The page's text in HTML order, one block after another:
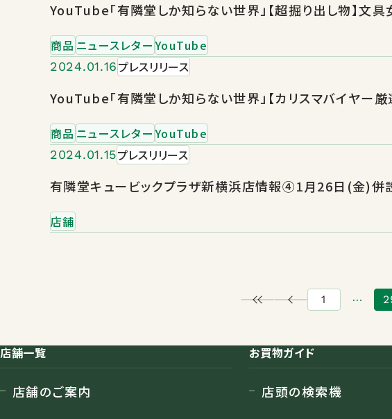
YouTube「有隣堂しか知らない世界」【超掘り出し物】
商品 ニュースレター YouTube
2024.01.16プレスリリース
YouTube「有隣堂しか知らない世界」【カリスマバイヤ
商品 ニュースレター YouTube
2024.01.15プレスリリース
有隣堂キュービックプラザ新横浜店情報④1月26日(金)併
店舗
1 …
店舗一覧
店舗のご案内
お買物ガイド
店頭の検索機